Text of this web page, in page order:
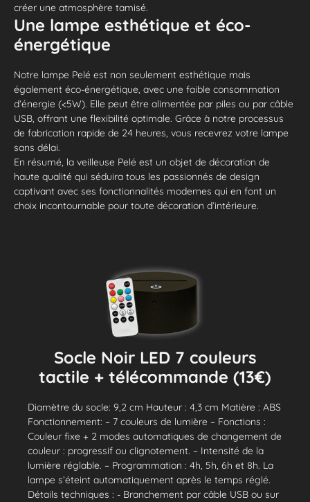
créer une atmosphère tamisé.
Une lampe esthétique et éco-
énergétique
Notre lampe Pelé est non seulement esthétique mais
également éco-énergétique, avec une faible consommation
d’énergie (<5W). Elle peut être alimentée par piles ou par câble
USB, offrant une flexibilité optimale. Grâce à notre processus
de fabrication rapide de 24 heures, vous recevrez votre lampe
sans délai.
En résumé, la veilleuse Pelé est un objet de décoration de
haute qualité qui séduira tous les passionnés de design
captivant avec ses fonctionnalités modernes qui en font un
choix incontournable pour toute décoration d’intérieure.
Socle Noir LED 7 couleurs
tactile + télécommande (13€)
Diamètre du socle: 9,2 cm Hauteur : 4,3 cm Matière : ABS
Fonctionnement: – 7 couleurs de lumière – Fonctions :
Couleur fixe + 2 modes automatiques de changement de
couleur : progressif ou clignotement. – Intensité de la
lumière réglable. – Programmation : 4h, 5h, 6h et 8h. La
lampe s’éteint automatiquement après le temps réglé.
Détails techniques : - Branchement par câble USB ou sur